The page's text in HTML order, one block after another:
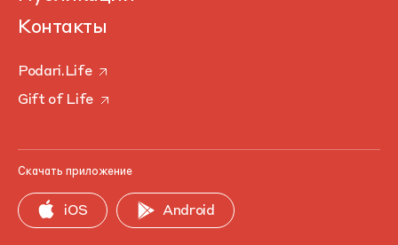
Контакты
Podari.Life
Gift of Life
Скачать приложение
iOS Android